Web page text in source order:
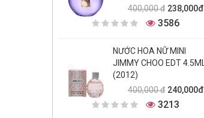
400,000 đ 238,000đ
3586
NƯỚC HOA NỮ MINI
JIMMY CHOO EDT 4.5ML
(2012)
400,000 đ 240,000đ
3213